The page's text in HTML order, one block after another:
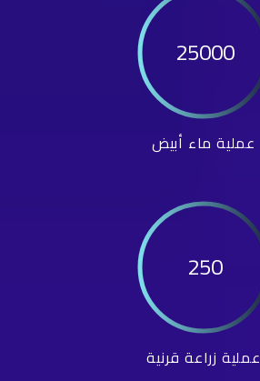
25000
عملية ماء أبيض
250
عملية زراعة قرنية